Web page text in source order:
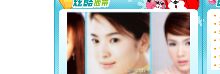
要平安
[圣诞节]
能正大
都要快乐
[圣诞节]
如意,快
[元旦]
看
断电。
你是我